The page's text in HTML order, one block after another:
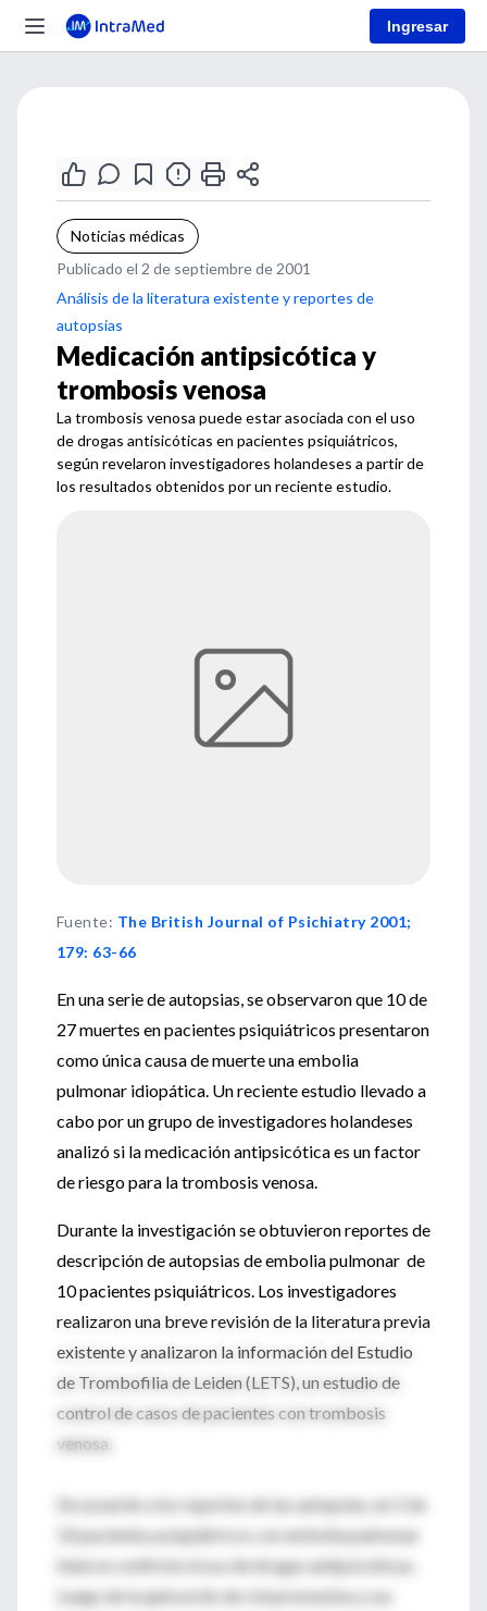
Ingresar
Noticias médicas
Publicado el 2 de septiembre de 2001
Análisis de la literatura existente y reportes de
autopsias
Medicación antipsicótica y
trombosis venosa
La trombosis venosa puede estar asociada con el uso
de drogas antisicóticas en pacientes psiquiátricos,
según revelaron investigadores holandeses a partir de
los resultados obtenidos por un reciente estudio.
Fuente: The British Journal of Psichiatry 2001;
179: 63-66
En una serie de autopsias, se observaron que 10 de
27 muertes en pacientes psiquiátricos presentaron
como única causa de muerte una embolia
pulmonar idiopática. Un reciente estudio llevado a
cabo por un grupo de investigadores holandeses
analizó si la medicación antipsicótica es un factor
de riesgo para la trombosis venosa.
Durante la investigación se obtuvieron reportes de
descripción de autopsias de embolia pulmonar de
10 pacientes psiquiátricos. Los investigadores
realizaron una breve revisión de la literatura previa
existente y analizaron la información del Estudio
de Trombofilia de Leiden (LETS), un estudio de
control de casos de pacientes con trombosis
venosa.
De acuerdo a los reportes de las autopsias, en 5 de
10 pacientes psiquiátricos con embolia pulmonar
fatal se confirmó el uso de drogas antipsicóticas.
Luego de la aplicación de clorpromazina y sus